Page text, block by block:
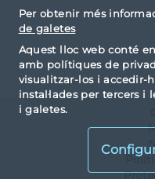
Per obtenir més
de galetes
Aquest lloc web conté
amb polítiques de
visualitzar-los i accedir-
instal·lades per tercers i
i galetes.